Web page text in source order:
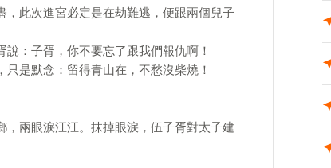
此次進宮必定是在劫難逃，便跟兩個兒子
：子胥，你不要忘了跟我們報仇啊！
是默念：留得青山在，不愁沒柴燒！
兩眼淚汪汪。抹掉眼淚，伍子胥對太子建